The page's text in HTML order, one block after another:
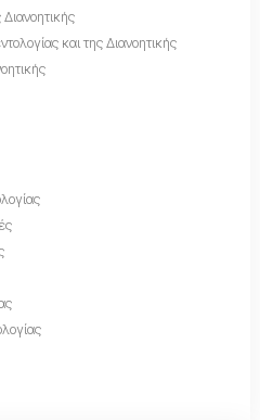
και της Διανοητικής